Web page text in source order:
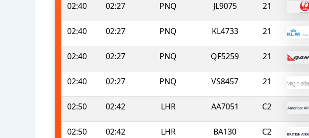
02:40 02:27 PNQ JL9075 21
02:40 02:27 PNQ KL4733 21
02:40 02:27 PNQ QF5259 21
02:40 02:27 PNQ VS8457 21
02:50 02:42 LHR AA7051 C2
02:50 02:42 LHR BA130 C2